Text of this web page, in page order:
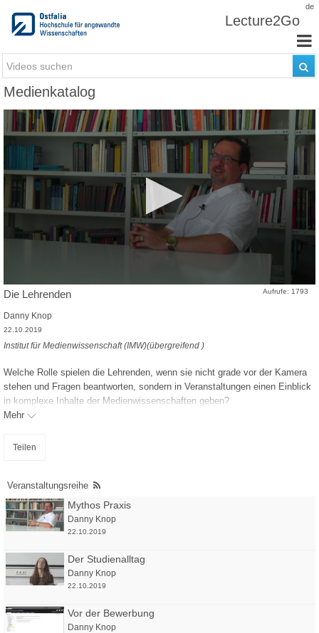
de
Lecture2Go
Medienkatalog
Aufrufe: 1793
Die Lehrenden
Danny Knop
22.10.2019
Institut für Medienwissenschaft (IMW)(übergreifend )
Welche Rolle spielen die Lehrenden, wenn sie nicht grade vor der Kamera
stehen und Fragen beantworten, sondern in Veranstaltungen einen Einblick
in komplexe Inhalte der Medienwissenschaften geben?
Mehr
Teilen
Veranstaltungsreihe
Mythos Praxis
Danny Knop
22.10.2019
Der Studienalltag
Danny Knop
22.10.2019
Vor der Bewerbung
Danny Knop